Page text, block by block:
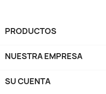
PRODUCTOS
NUESTRA EMPRESA
SU CUENTA